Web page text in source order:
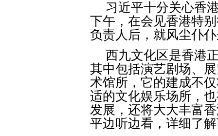
习近平十分关心香
下午，在会见香港特
负责人后，就风尘仆
西九文化区是香港
其中包括演艺剧场、
术馆所，它的建成不
适的文化娱乐场所，
发展，还将大大丰富
平边听边看，详细了